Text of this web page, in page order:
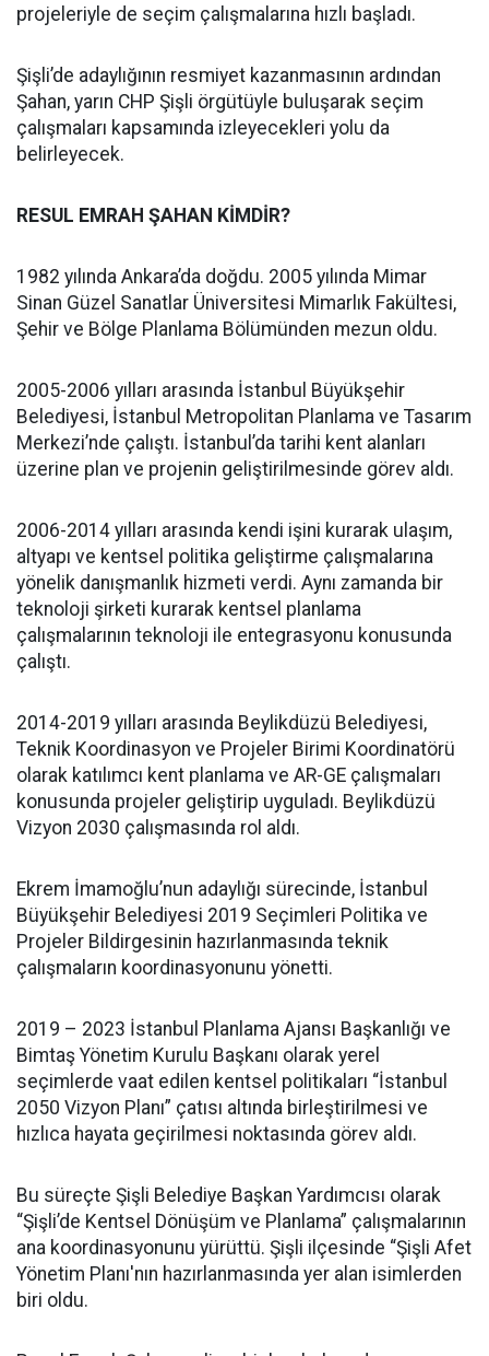
projeleriyle de seçim çalışmalarına hızlı başladı.
Şişli’de adaylığının resmiyet kazanmasının ardından
Şahan, yarın CHP Şişli örgütüyle buluşarak seçim
çalışmaları kapsamında izleyecekleri yolu da
belirleyecek.
RESUL EMRAH ŞAHAN KİMDİR?
1982 yılında Ankara’da doğdu. 2005 yılında Mimar
Sinan Güzel Sanatlar Üniversitesi Mimarlık Fakültesi,
Şehir ve Bölge Planlama Bölümünden mezun oldu.
2005-2006 yılları arasında İstanbul Büyükşehir
Belediyesi, İstanbul Metropolitan Planlama ve Tasarım
Merkezi’nde çalıştı. İstanbul’da tarihi kent alanları
üzerine plan ve projenin geliştirilmesinde görev aldı.
2006-2014 yılları arasında kendi işini kurarak ulaşım,
altyapı ve kentsel politika geliştirme çalışmalarına
yönelik danışmanlık hizmeti verdi. Aynı zamanda bir
teknoloji şirketi kurarak kentsel planlama
çalışmalarının teknoloji ile entegrasyonu konusunda
çalıştı.
2014-2019 yılları arasında Beylikdüzü Belediyesi,
Teknik Koordinasyon ve Projeler Birimi Koordinatörü
olarak katılımcı kent planlama ve AR-GE çalışmaları
konusunda projeler geliştirip uyguladı. Beylikdüzü
Vizyon 2030 çalışmasında rol aldı.
Ekrem İmamoğlu’nun adaylığı sürecinde, İstanbul
Büyükşehir Belediyesi 2019 Seçimleri Politika ve
Projeler Bildirgesinin hazırlanmasında teknik
çalışmaların koordinasyonunu yönetti.
2019 – 2023 İstanbul Planlama Ajansı Başkanlığı ve
Bimtaş Yönetim Kurulu Başkanı olarak yerel
seçimlerde vaat edilen kentsel politikaları “İstanbul
2050 Vizyon Planı” çatısı altında birleştirilmesi ve
hızlıca hayata geçirilmesi noktasında görev aldı.
Bu süreçte Şişli Belediye Başkan Yardımcısı olarak
“Şişli’de Kentsel Dönüşüm ve Planlama” çalışmalarının
ana koordinasyonunu yürüttü. Şişli ilçesinde “Şişli Afet
Yönetim Planı'nın hazırlanmasında yer alan isimlerden
biri oldu.